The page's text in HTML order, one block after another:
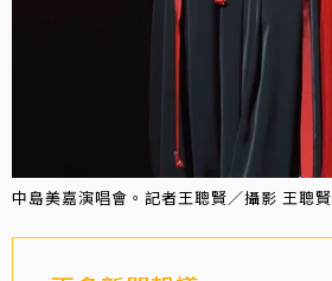
中島美嘉演唱會。記者王聰賢／攝影 王聰賢